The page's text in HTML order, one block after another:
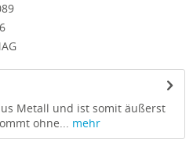
Metall und ist somit äußerst
ohne... mehr